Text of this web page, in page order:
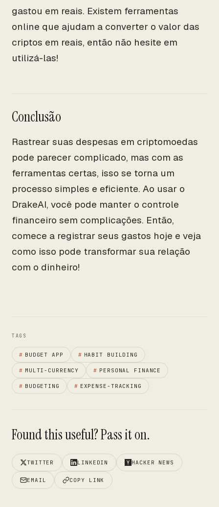
gastou em reais. Existem ferramentas
online que ajudam a converter o valor das
criptos em reais, então não hesite em
utilizá-las!
Conclusão
Rastrear suas despesas em criptomoedas
pode parecer complicado, mas com as
ferramentas certas, isso se torna um
processo simples e eficiente. Ao usar o
DrakeAI, você pode manter o controle
financeiro sem complicações. Então,
comece a registrar seus gastos hoje e veja
como isso pode transformar sua relação
com o dinheiro!
TAGS
# BUDGET APP # HABIT BUILDING
# MULTI-CURRENCY # PERSONAL FINANCE
# BUDGETING # EXPENSE-TRACKING
Found this useful? Pass it on.
TWITTER LINKEDIN HACKER NEWS
EMAIL COPY LINK